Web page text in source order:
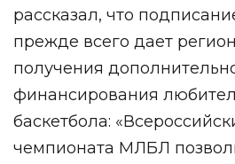
рассказал, что
прежде всего дает
получения
финансирования
баскетбола:
чемпионата МЛБЛ